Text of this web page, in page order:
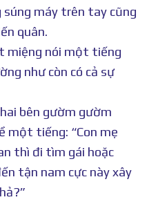
súng máy trên tay cũng
quân.
miệng nói một tiếng
như còn có cả sự
bên gườm gườm
một tiếng: “Con mẹ
thì đi tìm gái hoặc
tận nam cực này xây